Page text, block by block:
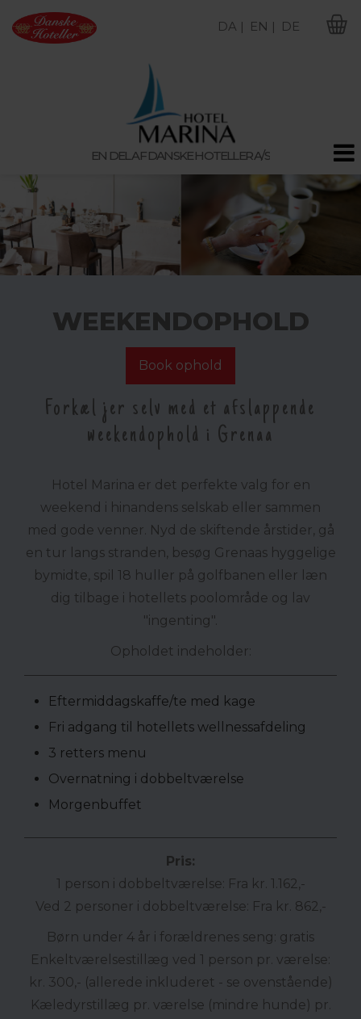
EN DEL AF DANSKE HOTELLER A/S
DA | EN | DE
WEEKENDOPHOLD
Book ophold
Forkæl jer selv med et afslappende
weekendophold i Grenaa
Hotel Marina er det perfekte valg for en
weekend i hinandens selskab eller sammen
med gode venner. Nyd de skiftende årstider, gå
en tur langs stranden, besøg Grenaas hyggelige
bymidte, spil 18 huller på golfbanen eller læn
dig tilbage i hotellets poolområde og lav
"ingenting".
Opholdet indeholder:
Eftermiddagskaffe/te med kage
Fri adgang til hotellets wellnessafdeling
3 retters menu
Overnatning i dobbeltværelse
Morgenbuffet
Pris:
1 person i dobbeltværelse: Fra kr. 1.162,-
Ved 2 personer i dobbeltværelse: Fra kr. 862,-
Børn under 4 år i forældrenes seng: gratis
Enkeltværelsestillæg ved 1 person pr. værelse:
kr. 300,- (allerede inkluderet - se ovenstående)
Kæledyrstillæg pr. værelse (mindre hunde) pr.